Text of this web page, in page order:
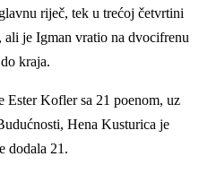
riječ, tek u trećoj četvrtini
ali je Igman vratio na dvocifrenu
kraja.
Kofler sa 21 poenom, uz
Hena Kusturica je
dodala 21.